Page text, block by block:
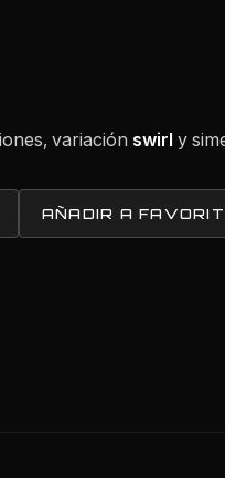
variación swirl y
AÑADIR A